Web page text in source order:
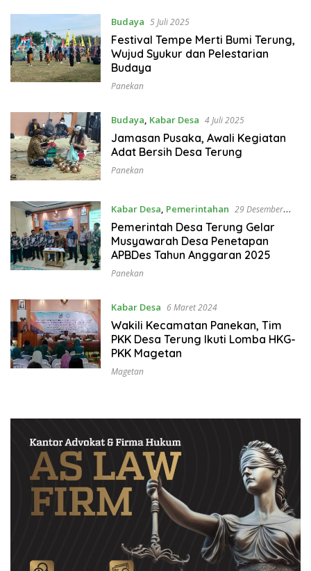
Budaya 5 Juli 2025
Festival Tempe Merti Bumi Terung,
Wujud Syukur dan Pelestarian
Budaya
Panekan
Budaya, Kabar Desa 4 Juli 2025
Jamasan Pusaka, Awali Kegiatan
Adat Bersih Desa Terung
Panekan
Kabar Desa, Pemerintahan 29 Desember
2024
Pemerintah Desa Terung Gelar
Musyawarah Desa Penetapan
APBDes Tahun Anggaran 2025
Panekan
Kabar Desa 6 Maret 2024
Wakili Kecamatan Panekan, Tim
PKK Desa Terung Ikuti Lomba HKG-
PKK Magetan
Magetan